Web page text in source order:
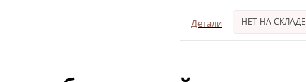
Детали НЕТ НА СКЛАДЕ